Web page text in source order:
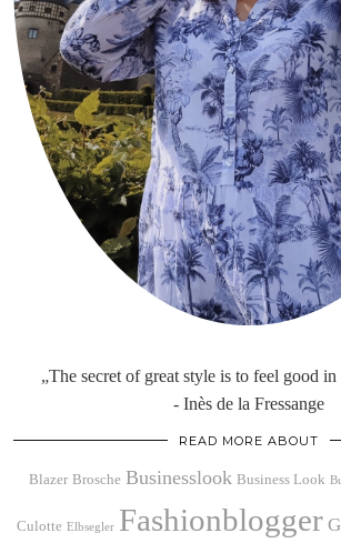
„The secret of great style is to feel good
- Inès de la Fressange
READ MORE ABOUT
Blazer Brosche Businesslook Business Look
Culotte Elbsegler Fashionblogger